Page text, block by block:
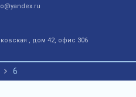
, дом 42, офис 306
6